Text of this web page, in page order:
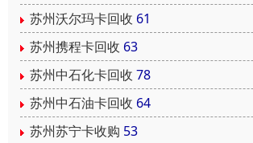
苏州沃尔玛卡回收 61
苏州携程卡回收 63
苏州中石化卡回收 78
苏州中石油卡回收 64
苏州苏宁卡收购 53